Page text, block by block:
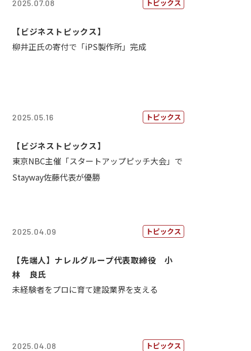
2025.07.08 トピックス
【ビジネストピックス】
柳井正氏の寄付で「iPS製作所」完成
2025.05.16 トピックス
【ビジネストピックス】
東京NBC主催「スタートアップピッチ大会」で
Stayway佐藤代表が優勝
2025.04.09 トピックス
【先端人】ナレルグループ代表取締役 小
林 良氏
未経験者をプロに育て建設業界を支える
2025.04.08 トピックス